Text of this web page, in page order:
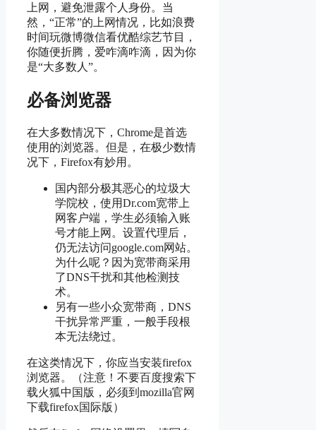
上网，避免泄露个人身份。当
然，“正常”的上网情况，比如浪费
时间玩微博微信看优酷综艺节目，
你随便折腾，爱咋滴咋滴，因为你
是“大多数人”。
必备浏览器
在大多数情况下，Chrome是首选
使用的浏览器。但是，在极少数情
况下，Firefox有妙用。
国内部分极其恶心的垃圾大
学院校，使用Dr.com宽带上
网客户端，学生必须输入账
号才能上网。设置代理后，
仍无法访问google.com网站。
为什么呢？因为宽带商采用
了DNS干扰和其他检测技
术。
另有一些小众宽带商，DNS
干扰异常严重，一般手段根
本无法绕过。
在这类情况下，你应当安装firefox
浏览器。（注意！不要百度搜索下
载火狐中国版，必须到mozilla官网
下载firefox国际版）